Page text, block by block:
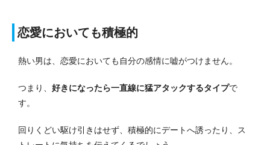
恋愛においても積極的
熱い男は、恋愛においても自分の感情に嘘がつけません。
つまり、 好きになったら一直線に猛アタックするタイプで
す。
回りくどい駆け引きはせず、積極的にデートへ誘ったり、ス